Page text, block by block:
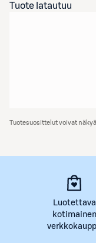
Tuote latautuu
Tuotesuosittelut voivat
Luotettava
kotimainen